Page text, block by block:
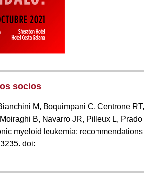
socios
M, Boquimpani C, Centrone RT,
B, Navarro JR, Pilleux L, Prado
myeloid leukemia: recommendations
doi: